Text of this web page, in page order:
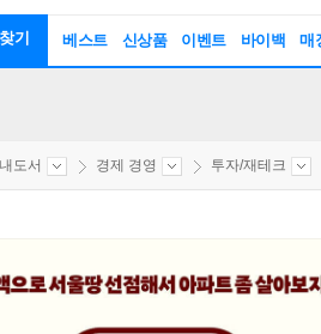
기 베스트 신상품 이벤트 바이백 매
도서 경제 경영 투자/재테크